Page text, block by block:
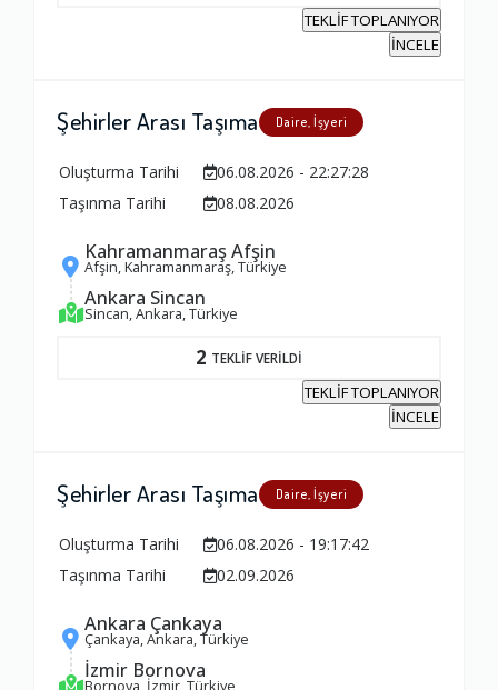
TEKLİF TOPLANIYOR
İNCELE
Şehirler Arası Taşıma Daire, İşyeri
Oluşturma Tarihi
06.08.2026 - 22:27:28
Taşınma Tarihi
08.08.2026
Kahramanmaraş Afşin
Afşin, Kahramanmaraş, Türkiye
Ankara Sincan
Sincan, Ankara, Türkiye
2 TEKLİF VERİLDİ
TEKLİF TOPLANIYOR
İNCELE
Şehirler Arası Taşıma Daire, İşyeri
Oluşturma Tarihi
06.08.2026 - 19:17:42
Taşınma Tarihi
02.09.2026
Ankara Çankaya
Çankaya, Ankara, Türkiye
İzmir Bornova
Bornova, İzmir, Türkiye